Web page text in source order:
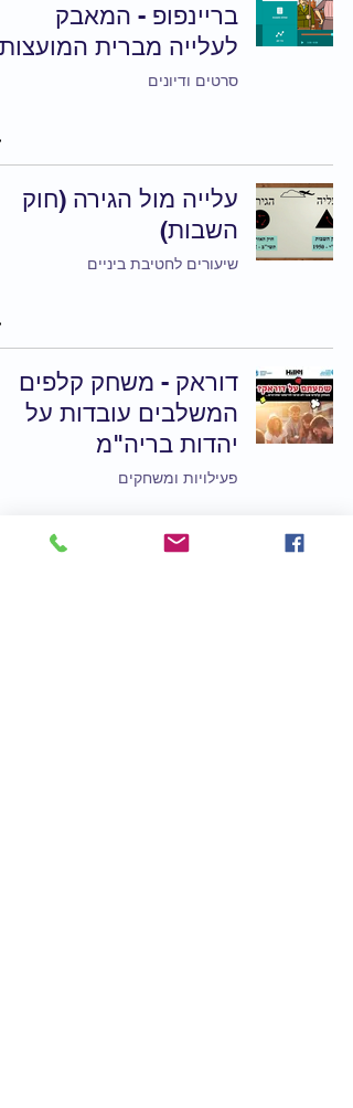
בריינפופ - המאבק
לעלייה מברית המועצות
סרטים ודיונים
עלייה מול הגירה (חוק
השבות)
שיעורים לחטיבת ביניים
דוראק - משחק קלפים
המשלבים עובדות על
יהדות בריה"מ
פעילויות ומשחקים